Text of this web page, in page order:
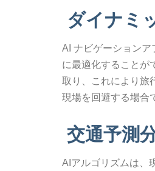
ダイナミ
AI ナビゲーション
に最適化することが
取り、これにより旅
現場を回避する場合
交通予測
AIアルゴリズムは、